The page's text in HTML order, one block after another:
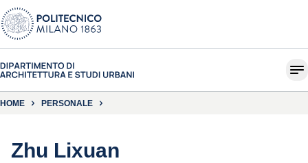
HOME PERSONALE
Zhu Lixuan